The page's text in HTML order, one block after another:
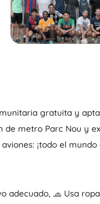
gratuita y
metro Parc Nou y
¡todo el mundo
adecuado, 🧢 Usa